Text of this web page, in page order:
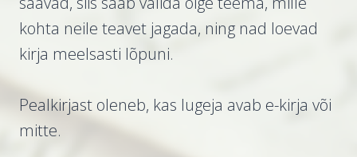
kohta neile teavet jagada, ning nad loevad
kirja meelsasti lõpuni.
Pealkirjast oleneb, kas lugeja avab e-kirja või
mitte.